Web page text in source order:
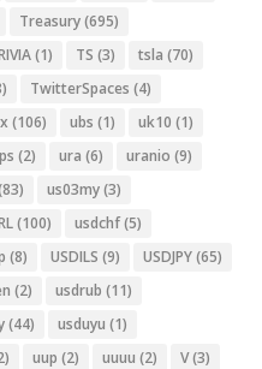
Treasury(695)
(1) TS (3) tsla (70)
TwitterSpaces (4)
(106) ubs (1) uk10 (1)
(2) ura (6) uranio (9)
us03my(3)
(100) usdchf(5)
(8) USDILS (9) USDJPY(65)
(2) usdrub (11)
(44) usduyu (1)
uup (2) uuuu (2) V(3)